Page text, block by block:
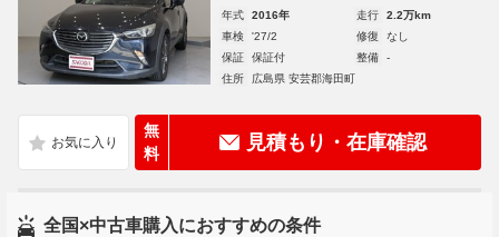
年式 2016年 走行
2.2万km
車検
'27/2 修復
なし
保証
保証付 整備
-
住所
広島県 安芸郡海田町
無
料
見積もり・在庫確認
全国×中古車購入におすすめの条件